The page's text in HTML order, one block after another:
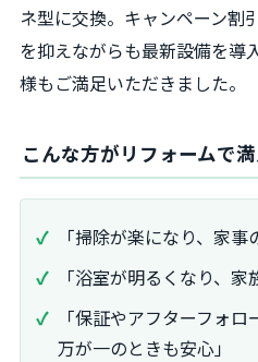
ネ型に交換。キャンペーン割
を抑えながらも最新設備を導
様もご満足いただきました。
こんな方がリフォームで
「掃除が楽になり、家事
「浴室が明るくなり、家
「保証やアフターフォロ
万が一のときも安心」